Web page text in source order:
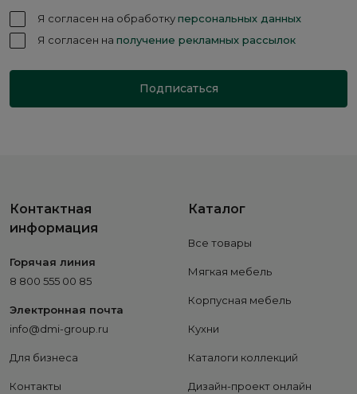
Я согласен на обработкуперсональных данных
Я согласен на получение рекламных рассылок
Подписаться
Контактная
информация
Горячая линия
8 800 555 00 85
Электронная почта
info@dmi-group.ru
Для бизнеса
Контакты
Каталог
Все товары
Мягкая мебель
Корпусная мебель
Кухни
Каталоги коллекций
Дизайн-проект онлайн